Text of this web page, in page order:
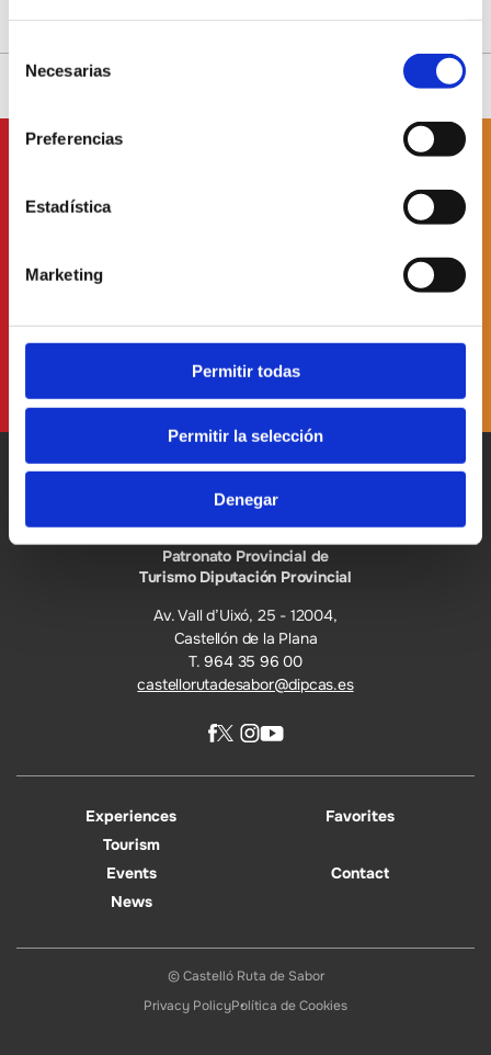
Selección
Necesarias
Preferencias
Estadística
Marketing
Permitir todas
Permitir la selección
Denegar
our newsletter
I have read and accept
Patronato Provincial de
Turismo Diputación Provincial
Av. Vall d’Uixó, 25 - 12004,
Castellón de la Plana
T. 964 35 96 00
castellorutadesabor@dipcas.es
Experiences
Tourism
Events
News
Favorites
Contact
© Castelló Ruta de Sabor
Privacy PolicyPolítica de Cookies